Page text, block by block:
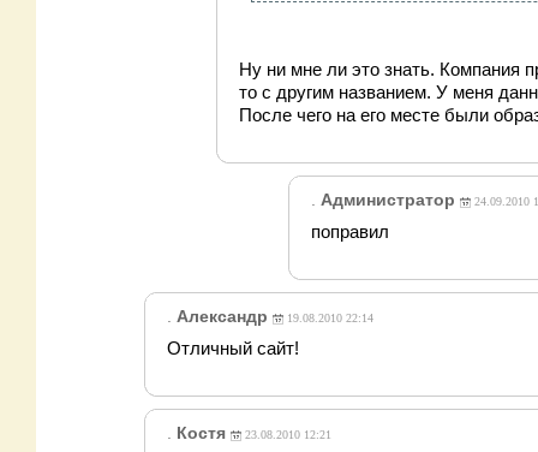
Ну ни мне ли это знать. Компания
то с другим названием. У меня
После чего на его месте были
Администратор 24.09.2010
поправил
Александр 19.08.2010 22:14
Отличный сайт!
Костя 23.08.2010 12:21